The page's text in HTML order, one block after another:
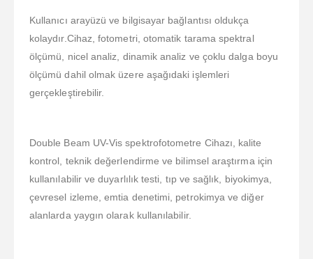
Kullanıcı arayüzü ve bilgisayar bağlantısı oldukça
kolaydır.Cihaz, fotometri, otomatik tarama spektral
ölçümü, nicel analiz, dinamik analiz ve çoklu dalga boyu
ölçümü dahil olmak üzere aşağıdaki işlemleri
gerçekleştirebilir.
Double Beam UV-Vis spektrofotometre Cihazı, kalite
kontrol, teknik değerlendirme ve bilimsel araştırma için
kullanılabilir ve duyarlılık testi, tıp ve sağlık, biyokimya,
çevresel izleme, emtia denetimi, petrokimya ve diğer
alanlarda yaygın olarak kullanılabilir.